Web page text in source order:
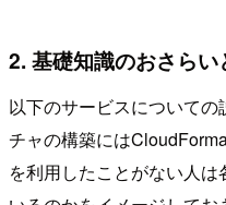
2. 基礎知識のおさら
以下のサービスについて
チャの構築には
を利用したことがない人